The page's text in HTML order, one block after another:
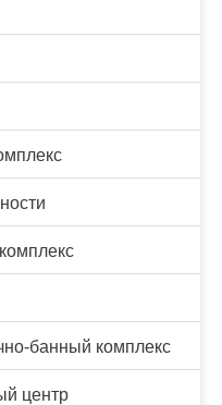
банный комплекс
центр